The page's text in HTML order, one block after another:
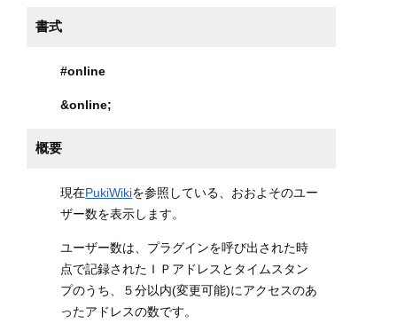
書式
#online
&online;
概要
現在PukiWikiを参照している、おおよそのユー
ザー数を表示します。
ユーザー数は、プラグインを呼び出された時
点で記録されたＩＰアドレスとタイムスタン
プのうち、５分以内(変更可能)にアクセスのあ
ったアドレスの数です。